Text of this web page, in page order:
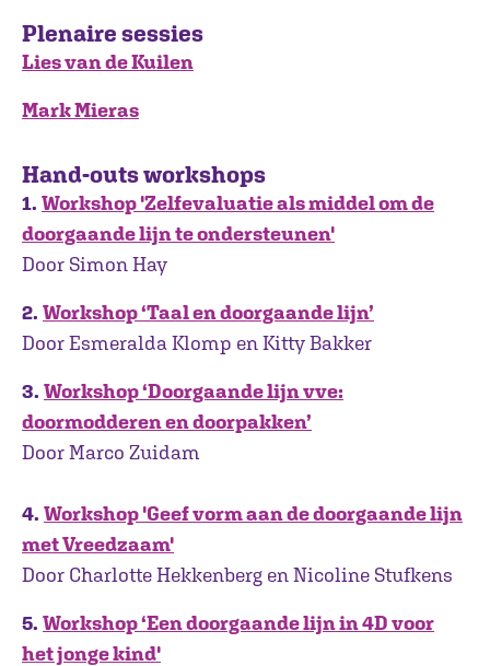
Plenaire sessies
Lies van de Kuilen
Mark Mieras
Hand-outs workshops
1. Workshop 'Zelfevaluatie als middel om de
doorgaande lijn te ondersteunen'
Door Simon Hay
2. Workshop ‘Taal en doorgaande lijn’
Door Esmeralda Klomp en Kitty Bakker
3. Workshop ‘Doorgaande lijn vve:
doormodderen en doorpakken’
Door Marco Zuidam
4. Workshop 'Geef vorm aan de doorgaande lijn
met Vreedzaam'
Door Charlotte Hekkenberg en Nicoline Stufkens
5. Workshop ‘Een doorgaande lijn in 4D voor
het jonge kind'